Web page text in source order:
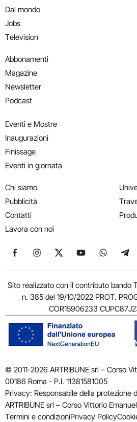
Dal mondo
Jobs
Television
Abbonamenti
Magazine
Newsletter
Podcast
Eventi e Mostre
Inaugurazioni
Finissage
Eventi in giornata
Chi siamo
Pubblicità
Contatti
Lavora con noi
Seguici su Facebook
Seguici su Instagram
Seguici su X
Seguici su
Seguici
Sito realizzato con il contributo bando
n. 385 del 19/10/2022 PROT.
COR15906233
© 2011-2026 ARTRIBUNE srl – Corso
00186 Roma - P.I. 11381581005
Privacy: Responsabile della protezione
ARTRIBUNE srl – Corso Vittorio
Termini e condizioniPrivacy Policy